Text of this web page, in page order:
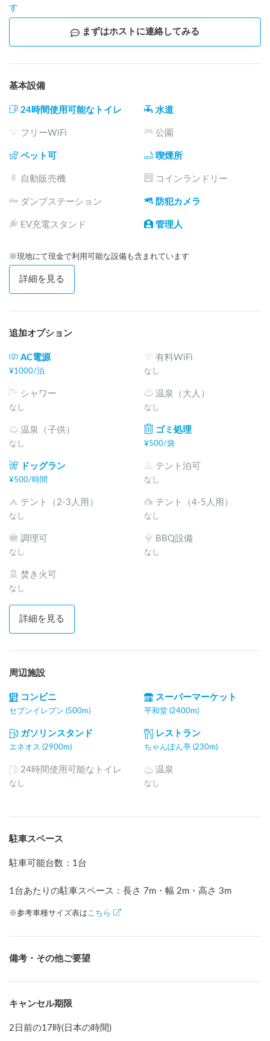
す
まずはホストに連絡してみる
基本設備
24時間使用可能なトイレ 水道
フリーWiFi 公園
ペット可 喫煙所
自動販売機 コインランドリー
ダンプステーション 防犯カメラ
EV充電スタンド 管理人
※現地にて現金で利用可能な設備も含まれています
詳細を見る
追加オプション
AC電源
¥1000/泊
有料WiFi
なし
シャワー
なし
温泉（大人）
なし
温泉（子供）
なし
ゴミ処理
¥500/袋
ドッグラン
¥500/時間
テント泊可
なし
テント（2-3人用）
なし
テント（4-5人用）
なし
調理可
なし
BBQ設備
なし
焚き火可
なし
詳細を見る
周辺施設
コンビニ
セブンイレブン (500m)
スーパーマーケット
平和堂 (2400m)
ガソリンスタンド
エネオス (2900m)
レストラン
ちゃんぽん亭 (230m)
24時間使用可能なトイレ
なし
温泉
なし
駐車スペース
駐車可能台数 ： 1台
1台あたりの駐車スペース：長さ 7m ・幅 2m ・高さ 3m
※参考車種サイズ表は こちら
備考・その他ご要望
キャンセル期限
2日前の17時(日本の時間)